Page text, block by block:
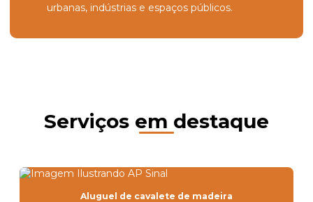
urbanas, indústrias e espaços públicos.
Serviços em destaque
Aluguel de cavalete de madeira